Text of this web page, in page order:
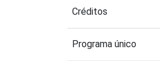
Créditos
Programa único